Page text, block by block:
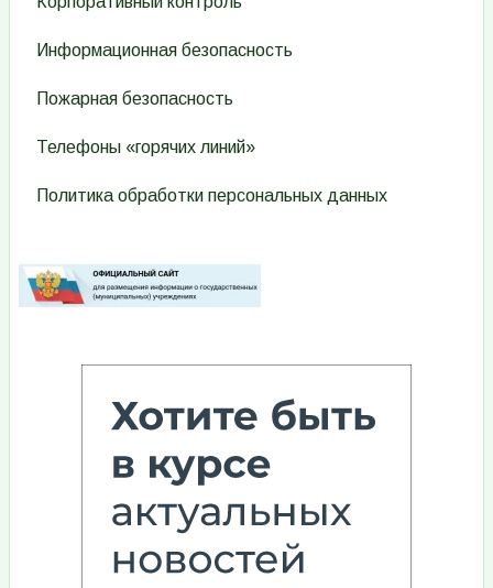
Информационная безопасность
Пожарная безопасность
Телефоны «горячих линий»
Политика обработки персональных данных
Изображение